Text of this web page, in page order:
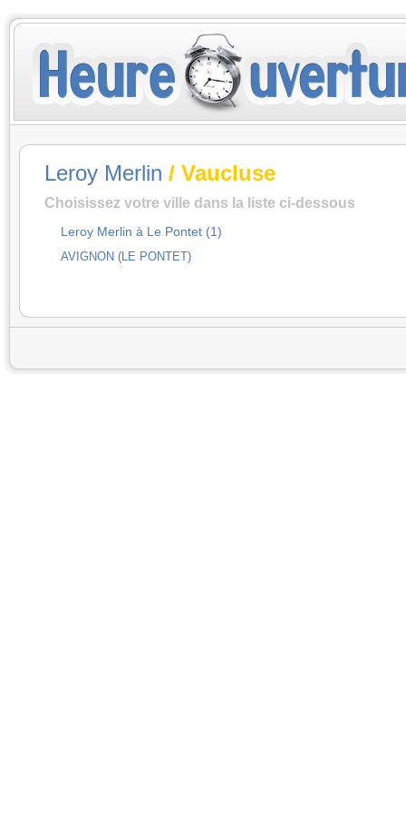
Leroy Merlin / Vaucluse
Choisissez votre ville dans la liste ci-dessous
Leroy Merlin à Le Pontet (1)
AVIGNON (LE PONTET)